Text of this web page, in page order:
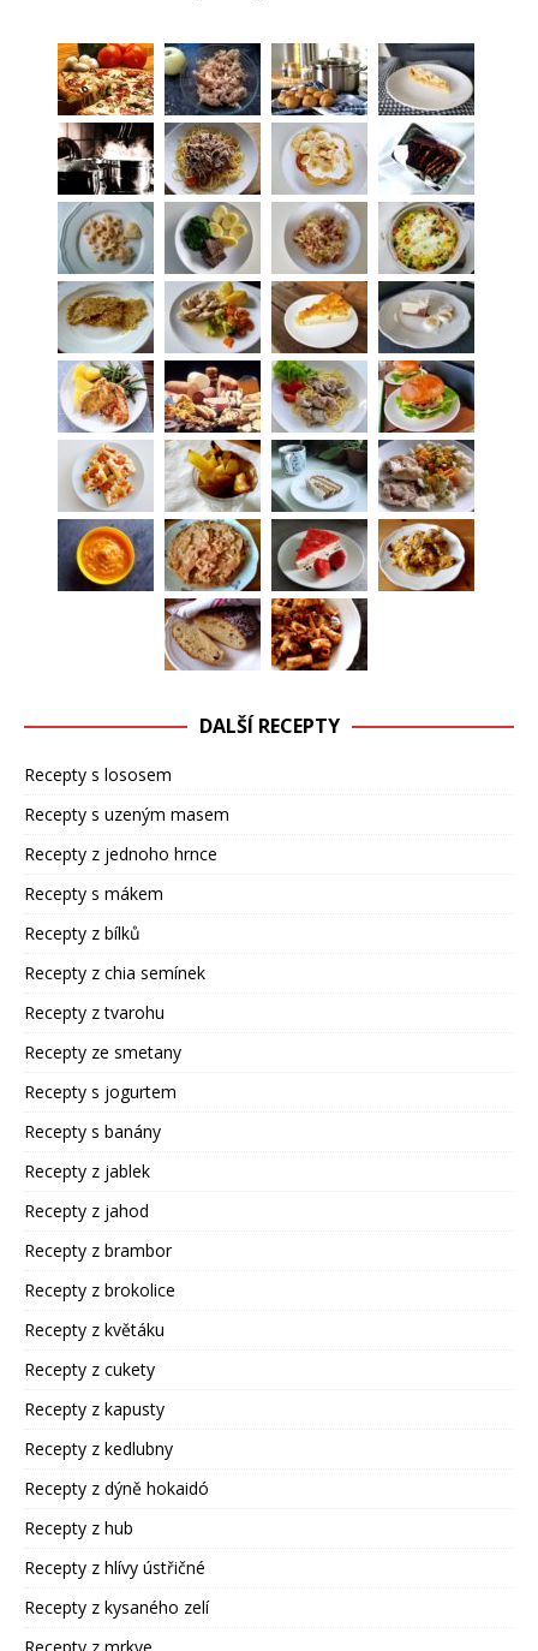
DALŠÍ RECEPTY
Recepty s lososem
Recepty s uzeným masem
Recepty z jednoho hrnce
Recepty s mákem
Recepty z bílků
Recepty z chia semínek
Recepty z tvarohu
Recepty ze smetany
Recepty s jogurtem
Recepty s banány
Recepty z jablek
Recepty z jahod
Recepty z brambor
Recepty z brokolice
Recepty z květáku
Recepty z cukety
Recepty z kapusty
Recepty z kedlubny
Recepty z dýně hokaidó
Recepty z hub
Recepty z hlívy ústřičné
Recepty z kysaného zelí